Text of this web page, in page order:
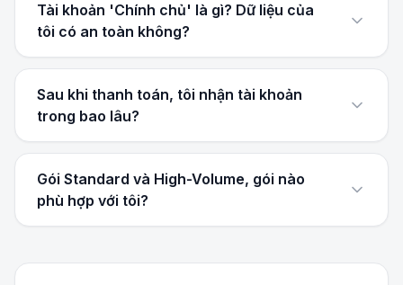
Tài khoản 'Chính chủ' là gì? Dữ liệu của
tôi có an toàn không?
Sau khi thanh toán, tôi nhận tài khoản
trong bao lâu?
Gói Standard và High-Volume, gói nào
phù hợp với tôi?